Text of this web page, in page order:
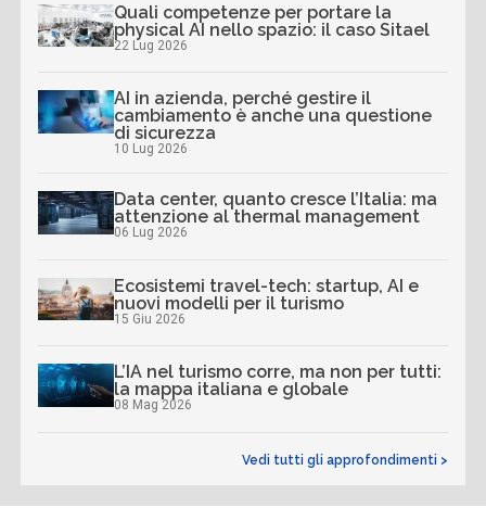
Quali competenze per portare la
physical AI nello spazio: il caso Sitael
22 Lug 2026
AI in azienda, perché gestire il
cambiamento è anche una questione
di sicurezza
10 Lug 2026
Data center, quanto cresce l’Italia: ma
attenzione al thermal management
06 Lug 2026
Ecosistemi travel-tech: startup, AI e
nuovi modelli per il turismo
15 Giu 2026
L’IA nel turismo corre, ma non per tutti:
la mappa italiana e globale
08 Mag 2026
Vedi tutti gli approfondimenti >